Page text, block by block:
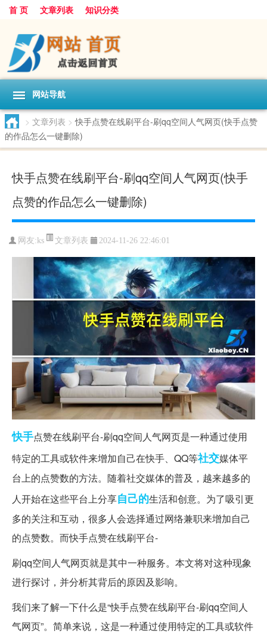
首 页 文章列表 知识分类
网站导航
> 文章列表 > 快手点赞在线刷平台-刷qq空间人气网页(快手点赞
的作品怎么一键删除)
快手点赞在线刷平台-刷qq空间人气网页(快手
点赞的作品怎么一键删除)
网友:ks 文章列表 2024-11-26 22:46:01
快手点赞在线刷平台-刷qq空间人气网页是一种通过使用
特定的工具或软件来增加自己在快手、QQ等社交媒体平
台上的点赞数的方法。随着社交媒体的普及，越来越多的
人开始在这些平台上分享自己的生活和创意。为了吸引更
多的关注和互动，很多人会选择通过网络兼职来增加自己
的点赞数。而快手点赞在线刷平台-
刷qq空间人气网页就是其中一种服务。本文将对这种现象
进行探讨，并分析其背后的原因及影响。
我们来了解一下什么是“快手点赞在线刷平台-刷qq空间人
气网页”。简单来说，这是一种通过使用特定的工具或软件